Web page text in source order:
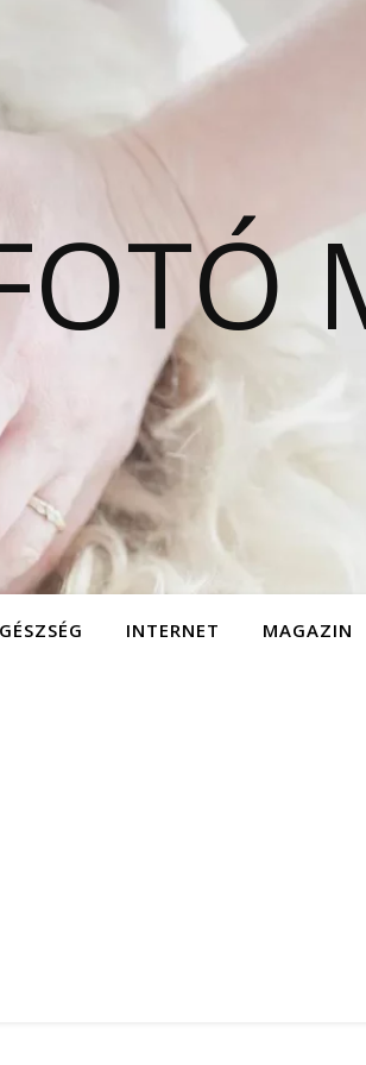
INTERNET MAGAZIN